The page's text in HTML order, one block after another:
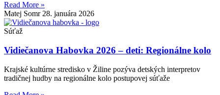
Read More »
Matej Somr 28. januára 2026
Súťaž
Vidiečanova Habovka 2026 – deti: Regionálne kolo
Krajské kultúrne stredisko v Žiline pozýva detských interpretov
tradičnej hudby na regionálne kolo postupovej súťaže